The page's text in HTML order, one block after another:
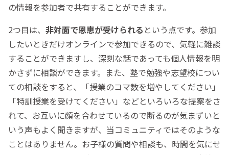
の情報を参加者で共有することができます。
2つ目は、 非対面で恩恵が受けられる という点です。参加
したいときだけオンラインで参加できるので、気軽に雑談
することができますし、深刻な話であっても個人情報を明
かさずに相談ができます。また、塾で勉強や志望校につい
ての相談をすると、「授業のコマ数を増やしてください」
「特訓授業を受けてください」などといろいろな提案をさ
れて、お互いに顔を合わせているので断るのが気まずいと
いう声もよく聞きますが、当コミュニティではそのような
ことはありません。お子様の質問や相談も、時間を気にせ